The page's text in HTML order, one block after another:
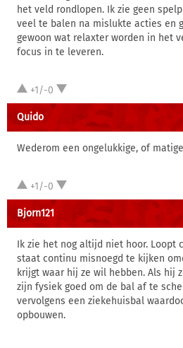
het veld rondlopen. Ik zie geen
veel te balen na mislukte acties en
gewoon wat relaxter worden in het
focus in te leveren.
+1/-0
Quido
Wederom een ongelukkige, of
+1/-0
Bjorn121
Ik zie het nog altijd niet hoor. Loopt
staat continu misnoegd te kijken
krijgt waar hij ze wil hebben. Als hij
zijn fysiek goed om de bal af te
vervolgens een ziekehuisbal
opbouwen.